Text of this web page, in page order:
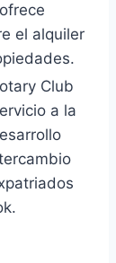
el alquiler
Club
a la